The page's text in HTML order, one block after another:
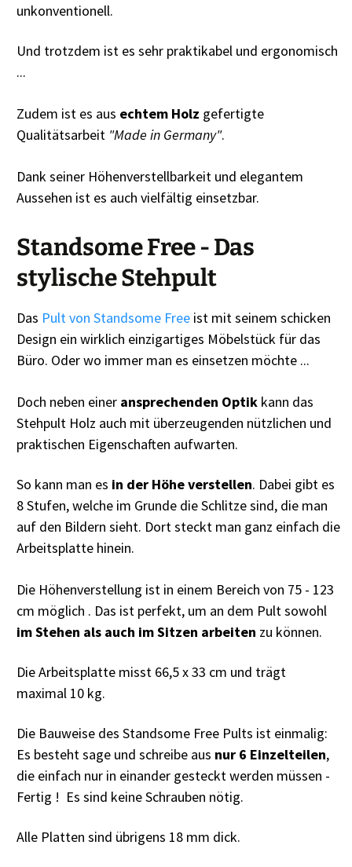
unkonventionell.
Und trotzdem ist es sehr praktikabel und ergonomisch
...
Zudem ist es aus echtem Holz gefertigte
Qualitätsarbeit "Made in Germany".
Dank seiner Höhenverstellbarkeit und elegantem
Aussehen ist es auch vielfältig einsetzbar.
Standsome Free - Das
stylische Stehpult
Das Pult von Standsome Free ist mit seinem schicken
Design ein wirklich einzigartiges Möbelstück für das
Büro. Oder wo immer man es einsetzen möchte ...
Doch neben einer ansprechenden Optik kann das
Stehpult Holz auch mit überzeugenden nützlichen und
praktischen Eigenschaften aufwarten.
So kann man es in der Höhe verstellen. Dabei gibt es
8 Stufen, welche im Grunde die Schlitze sind, die man
auf den Bildern sieht. Dort steckt man ganz einfach die
Arbeitsplatte hinein.
Die Höhenverstellung ist in einem Bereich von 75 - 123
cm möglich . Das ist perfekt, um an dem Pult sowohl
im Stehen als auch im Sitzen arbeiten zu können.
Die Arbeitsplatte misst 66,5 x 33 cm und trägt
maximal 10 kg.
Die Bauweise des Standsome Free Pults ist einmalig:
Es besteht sage und schreibe aus nur 6 Einzelteilen,
die einfach nur in einander gesteckt werden müssen -
Fertig ! Es sind keine Schrauben nötig.
Alle Platten sind übrigens 18 mm dick.